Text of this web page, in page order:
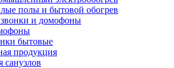
полы и бытовой обогрев
и домофоны
бытовые
продукция
санузлов